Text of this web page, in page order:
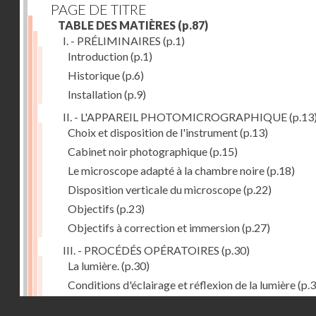
PAGE DE TITRE
TABLE DES MATIÈRES (p.87)
I. - PRÉLIMINAIRES (p.1)
Introduction(p.1)
Historique(p.6)
Installation(p.9)
II. - L'APPAREIL PHOTOMICROGRAPHIQUE
Choix et disposition de l'instrument(p.13)
Cabinet noir photographique(p.15)
Le microscope adapté à la chambre noire(p.18)
Disposition verticale du microscope(p.22)
Objectifs (p.23)
Objectifs à correction et immersion(p.27)
III. - PROCÉDÉS OPÉRATOIRES (p.30)
La lumière. (p.30)
Conditions d'éclairage et réflexion de la lumière